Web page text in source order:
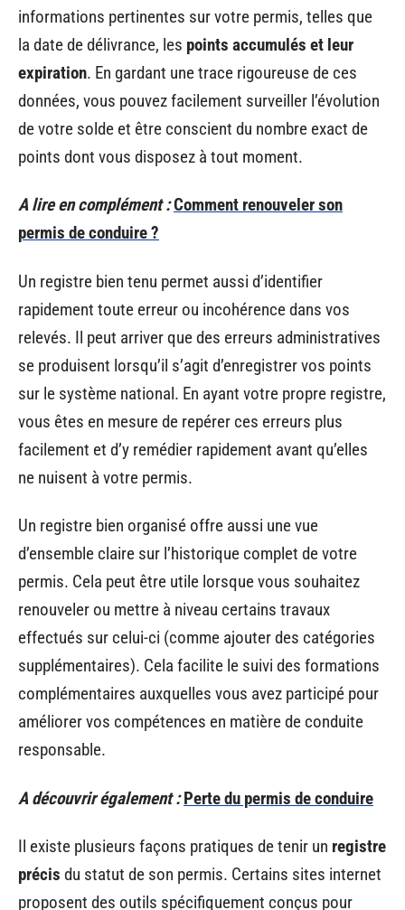
informations pertinentes sur votre permis, telles que
la date de délivrance, les points accumulés et leur
expiration. En gardant une trace rigoureuse de ces
données, vous pouvez facilement surveiller l’évolution
de votre solde et être conscient du nombre exact de
points dont vous disposez à tout moment.
A lire en complément :Comment renouveler son
permis de conduire ?
Un registre bien tenu permet aussi d’identifier
rapidement toute erreur ou incohérence dans vos
relevés. Il peut arriver que des erreurs administratives
se produisent lorsqu’il s’agit d’enregistrer vos points
sur le système national. En ayant votre propre registre,
vous êtes en mesure de repérer ces erreurs plus
facilement et d’y remédier rapidement avant qu’elles
ne nuisent à votre permis.
Un registre bien organisé offre aussi une vue
d’ensemble claire sur l’historique complet de votre
permis. Cela peut être utile lorsque vous souhaitez
renouveler ou mettre à niveau certains travaux
effectués sur celui-ci (comme ajouter des catégories
supplémentaires). Cela facilite le suivi des formations
complémentaires auxquelles vous avez participé pour
améliorer vos compétences en matière de conduite
responsable.
A découvrir également : Perte du permis de conduire
Il existe plusieurs façons pratiques de tenir un registre
précis du statut de son permis. Certains sites internet
proposent des outils spécifiquement conçus pour